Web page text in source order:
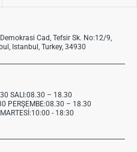
Cad, Tefsir Sk. No:12/9,
Istanbul, Turkey, 34930
SALI:08.30 – 18.30
PERŞEMBE:08.30 – 18.30
- 18:30